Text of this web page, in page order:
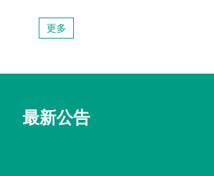
更多
最新公告